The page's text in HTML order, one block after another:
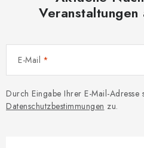
E-Mail
Durch Eingabe Ihrer E-Mail-Adresse
Datenschutzbestimmungen zu.